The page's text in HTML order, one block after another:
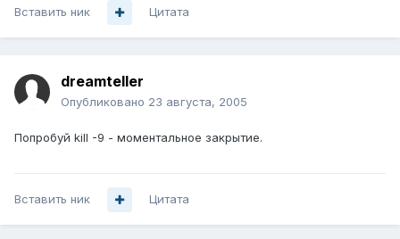
Вставить ник Цитата
dreamteller
Опубликовано 23 августа, 2005
Попробуй kill -9 - моментальное закрытие.
Вставить ник Цитата